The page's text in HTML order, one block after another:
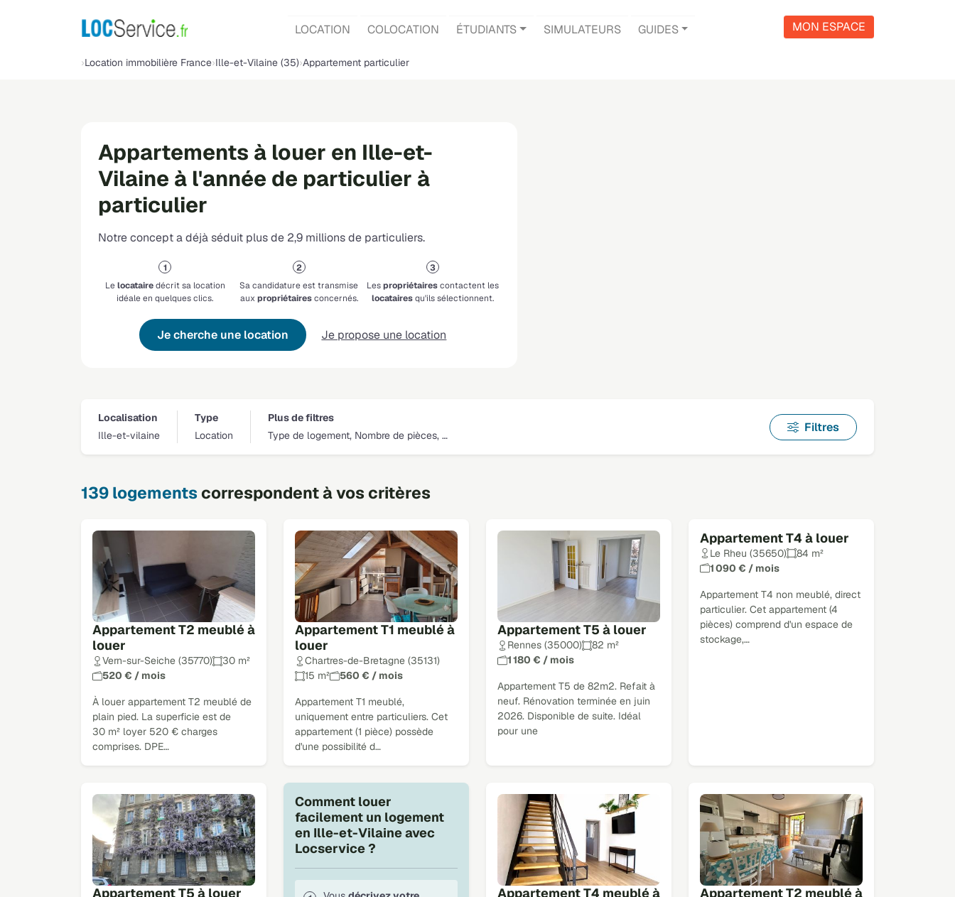
LOCATION COLOCATION ÉTUDIANTS SIMULATEURS GUIDES MON ESPACE
Location immobilière France Ille-et-Vilaine (35) Appartement particulier
Appartements à louer en Ille-et-
Vilaine à l'année de particulier à
particulier
Notre concept a déjà séduit plus de 2,9 millions de particuliers.
Lelocatairedécrit sa location
idéale en quelques clics.
Sa candidature est transmise
auxpropriétairesconcernés.
Lespropriétairescontactent les
locatairesqu'ils sélectionnent.
Je cherche une location Je propose une location
Localisation
Ille-et-vilaine
Type
Location
Plus de filtres
Type de logement, Nombre de pièces, …
Filtres
139 logements correspondent à vos critères
Appartement T2 meublé à
louer
Vern-sur-Seiche (35770)
30 m²
520 € / mois
À louer appartement T2 meublé de
plain pied. La superficie est de
30 m² loyer 520 € charges
comprises. DPE…
Appartement T1 meublé à
louer
Chartres-de-Bretagne (35131)
15 m²
560 € / mois
Appartement T1 meublé,
uniquement entre particuliers. Cet
appartement (1 pièce) possède
d'une possibilité d…
Appartement T5 à louer
Rennes (35000)
82 m²
1 180 € / mois
Appartement T5 de 82m2. Refait à
neuf. Rénovation terminée en juin
2026. Disponible de suite. Idéal
pour une
Appartement T4 à louer
Le Rheu (35650)
84 m²
1 090 € / mois
Appartement T4 non meublé, direct
particulier. Cet appartement (4
pièces) comprend d'un espace de
stockage,…
Appartement T5 à louer
Appartement T4 meublé à
Appartement T2 meublé à
Comment louer
facilement un logement
en Ille-et-Vilaine avec
Locservice ?